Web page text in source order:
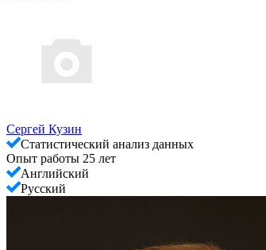
Сергей Кузин
Cтатистический анализ данных
Опыт работы 25 лет
Английский
Русский